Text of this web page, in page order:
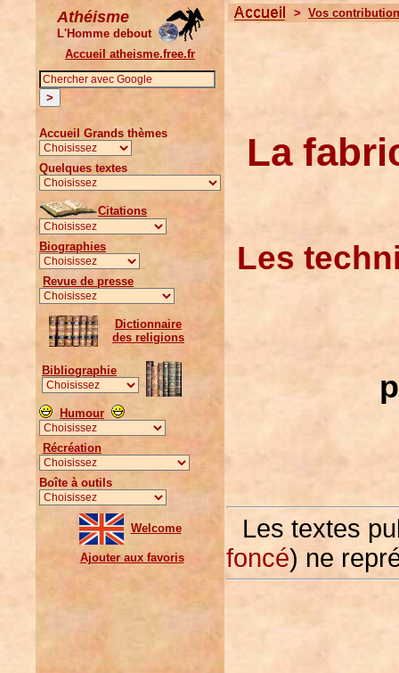
Athéisme
L'Homme debout
Accueil atheisme.free.fr
Accueil Grands thèmes
Quelques textes
Citations
Biographies
Revue de presse
Dictionnaire
des religions
Bibliographie
Humour
Récréation
Boîte à outils
Welcome
Ajouter aux favoris
> Vos
La
Les
Les textes
foncé) ne